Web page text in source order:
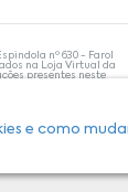
e como
nº 630 - Farol
na Loja Virtual da
presentes neste
para
com as
compromissos da